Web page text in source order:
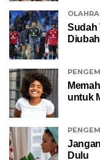
Sudah
untuk
Dulu